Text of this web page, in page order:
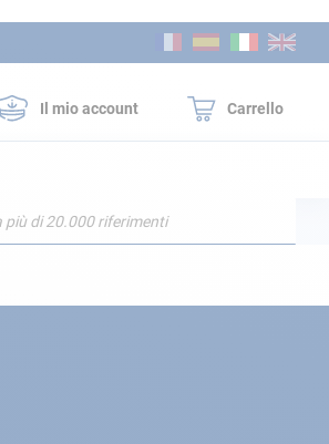
al
Il mio account Carrello